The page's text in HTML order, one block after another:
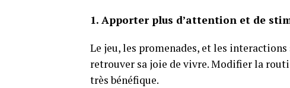
1. Apporter plus d’attention et de
Le jeu, les promenades, et les
retrouver sa joie de vivre. Modifier la
très bénéfique.